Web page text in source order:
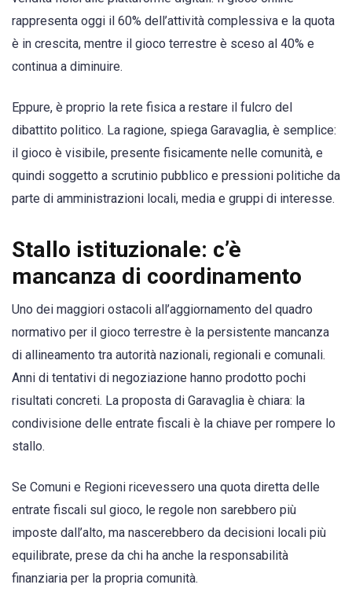
rappresenta oggi il 60% dell’attività complessiva e la quota
è in crescita, mentre il gioco terrestre è sceso al 40% e
continua a diminuire.
Eppure, è proprio la rete fisica a restare il fulcro del
dibattito politico. La ragione, spiega Garavaglia, è semplice:
il gioco è visibile, presente fisicamente nelle comunità, e
quindi soggetto a scrutinio pubblico e pressioni politiche da
parte di amministrazioni locali, media e gruppi di interesse.
Stallo istituzionale: c’è
mancanza di coordinamento
Uno dei maggiori ostacoli all’aggiornamento del quadro
normativo per il gioco terrestre è la persistente mancanza
di allineamento tra autorità nazionali, regionali e comunali.
Anni di tentativi di negoziazione hanno prodotto pochi
risultati concreti. La proposta di Garavaglia è chiara: la
condivisione delle entrate fiscali è la chiave per rompere lo
stallo.
Se Comuni e Regioni ricevessero una quota diretta delle
entrate fiscali sul gioco, le regole non sarebbero più
imposte dall’alto, ma nascerebbero da decisioni locali più
equilibrate, prese da chi ha anche la responsabilità
finanziaria per la propria comunità.